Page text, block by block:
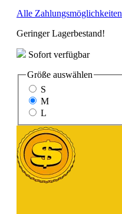
Alle Zahlungsmöglichkeiten
Geringer Lagerbestand!
Sofort verfügbar
Größe auswählen
S
M
L